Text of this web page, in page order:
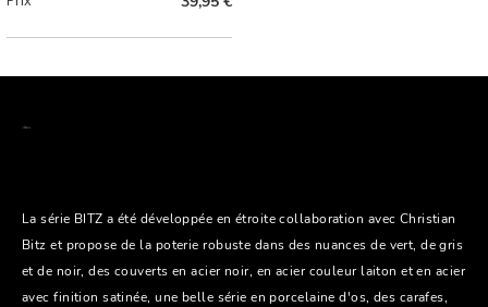
La série BITZ a été développée en étroite collaboration avec Christian
Bitz et propose de la poterie robuste dans des nuances de vert, de gris
et de noir, des couverts en acier noir, en acier couleur laiton et en acier
avec finition satinée, une belle série en porcelaine d'os, des carafes,